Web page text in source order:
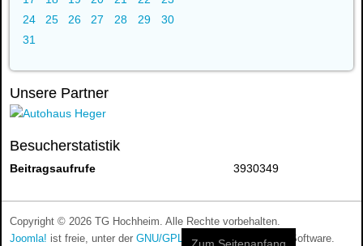
24
25 26 27 28 29
30
31
Unsere Partner
Besucherstatistik
Beitragsaufrufe 3930349
Copyright © 2026 TG Hochheim. Alle Rechte vorbehalten.
Joomla! ist freie, unter der GNU/GPL-Lizenz veröffentlichte Software.